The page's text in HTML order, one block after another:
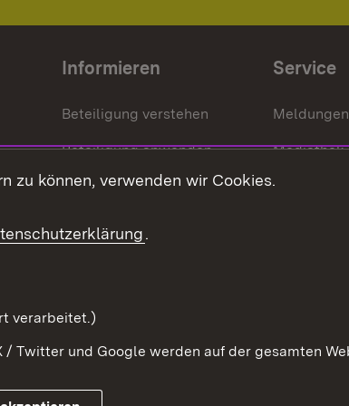
Informieren
Beteiligung verstehen
Beteiligung anwenden
Beteiligung stärken
Service
Meldungen
Mediathek
Kontakt
zu können, verwenden wir Cookies.
.
verarbeitet.)
Twitter und Google werden auf der gesamten